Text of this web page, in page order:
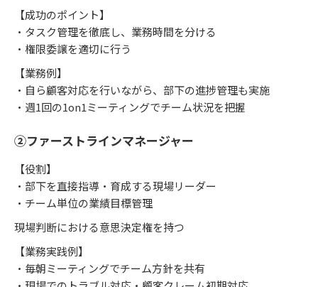
【成功のポイント】
・タスク管理を徹底し、業務時間を分ける
・権限委譲を適切に行う
【業務例】
・自ら顧客対応を行いながら、部下の進捗管理も実施
・週1回の1on1ミーティングでチーム状況を把握
②ファーストラインマネージャー
【役割】
・部下を直接指導・育成する現場リーダー
・チーム単位の業績目標管理
現場判断における意思決定権を持つ
【業務実践例】
・毎朝ミーティングでチーム方針を共有